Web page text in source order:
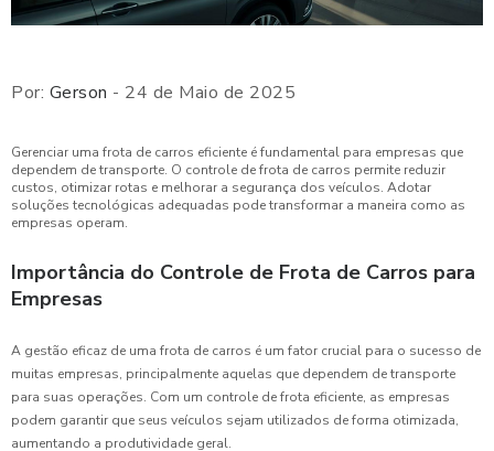
Por: Gerson - 24 de Maio de 2025
Gerenciar uma frota de carros eficiente é fundamental para empresas que
dependem de transporte. O controle de frota de carros permite reduzir
custos, otimizar rotas e melhorar a segurança dos veículos. Adotar
soluções tecnológicas adequadas pode transformar a maneira como as
empresas operam.
Importância do Controle de Frota de Carros para
Empresas
A gestão eficaz de uma frota de carros é um fator crucial para o sucesso de
muitas empresas, principalmente aquelas que dependem de transporte
para suas operações. Com um controle de frota eficiente, as empresas
podem garantir que seus veículos sejam utilizados de forma otimizada,
aumentando a produtividade geral.